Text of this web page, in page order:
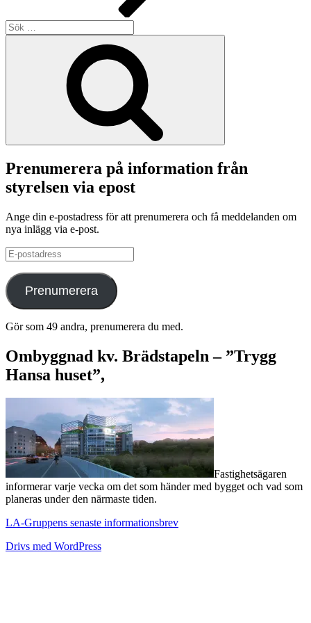
Sök
efter:
Prenumerera på information från
styrelsen via epost
Ange din e-postadress för att prenumerera och få meddelanden om
nya inlägg via e-post.
E-
postadress
Prenumerera
Gör som 49 andra, prenumerera du med.
Ombyggnad kv. Brädstapeln – ”Trygg
Hansa huset”,
Fastighetsägaren
informerar varje vecka om det som händer med bygget och vad som
planeras under den närmaste tiden.
LA-Gruppens senaste informationsbrev
Drivs med WordPress